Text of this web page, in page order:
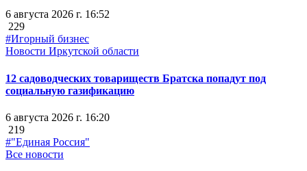
6 августа 2026 г. 16:52
229
#Игорный бизнес
Новости Иркутской области
12 садоводческих товариществ Братска попадут под
социальную газификацию
6 августа 2026 г. 16:20
219
#"Единая Россия"
Все новости